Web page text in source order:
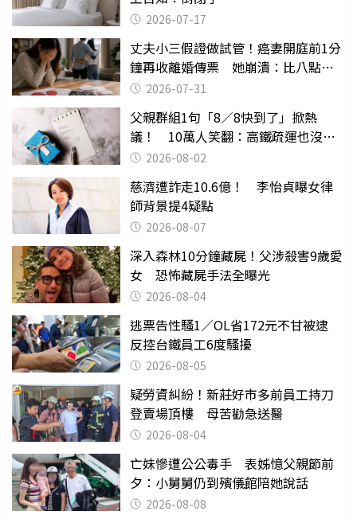
2026-07-17
丈夫小三假證做試管！癌妻開庭前1分
鐘再收離婚傳票 她崩潰：比八點檔
還扯2026-07-31
父親群組1句「8／8快到了」掀熱
議！ 10萬人笑翻：高鐵疏運也沒列
父親節
2026-08-02
慈濟遭詐走10.6億！ 李怡貞曝女律
師背景提4疑點
2026-08-07
深入森林10分鐘藏屍！父涉殺害9歲愛
女 恐怖藏屍手法全曝光
2026-08-04
逃票告性騷1／OL省172元不甘被逮
反控台鐵員工6度騷擾
2026-08-05
疑勞資糾紛！新莊好市多前員工持刀
登賣場頂樓 母苦勸急送醫
2026-08-04
亡妹慘遭公公毒手 表姊憶父親節前
夕：小舅舅仍到殯儀館陪她說話
2026-08-08